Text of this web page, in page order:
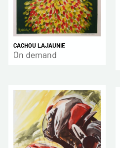
CACHOU LAJAUNIE
On demand